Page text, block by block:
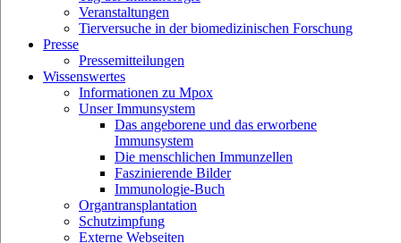
Veranstaltungen
Tierversuche in der biomedizinischen Forschung
Presse
Pressemitteilungen
Wissenswertes
Informationen zu Mpox
Unser Immunsystem
Das angeborene und das erworbene
Immunsystem
Die menschlichen Immunzellen
Faszinierende Bilder
Immunologie-Buch
Organtransplantation
Schutzimpfung
Externe Webseiten